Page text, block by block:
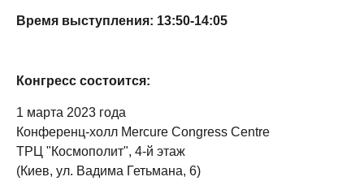
Время выступления: 13:50-14:05
Конгресс состоится:
1 марта 2023 года
Конференц-холл Mercure Congress Centre
ТРЦ "Космополит", 4-й этаж
(Киев, ул. Вадима Гетьмана, 6)